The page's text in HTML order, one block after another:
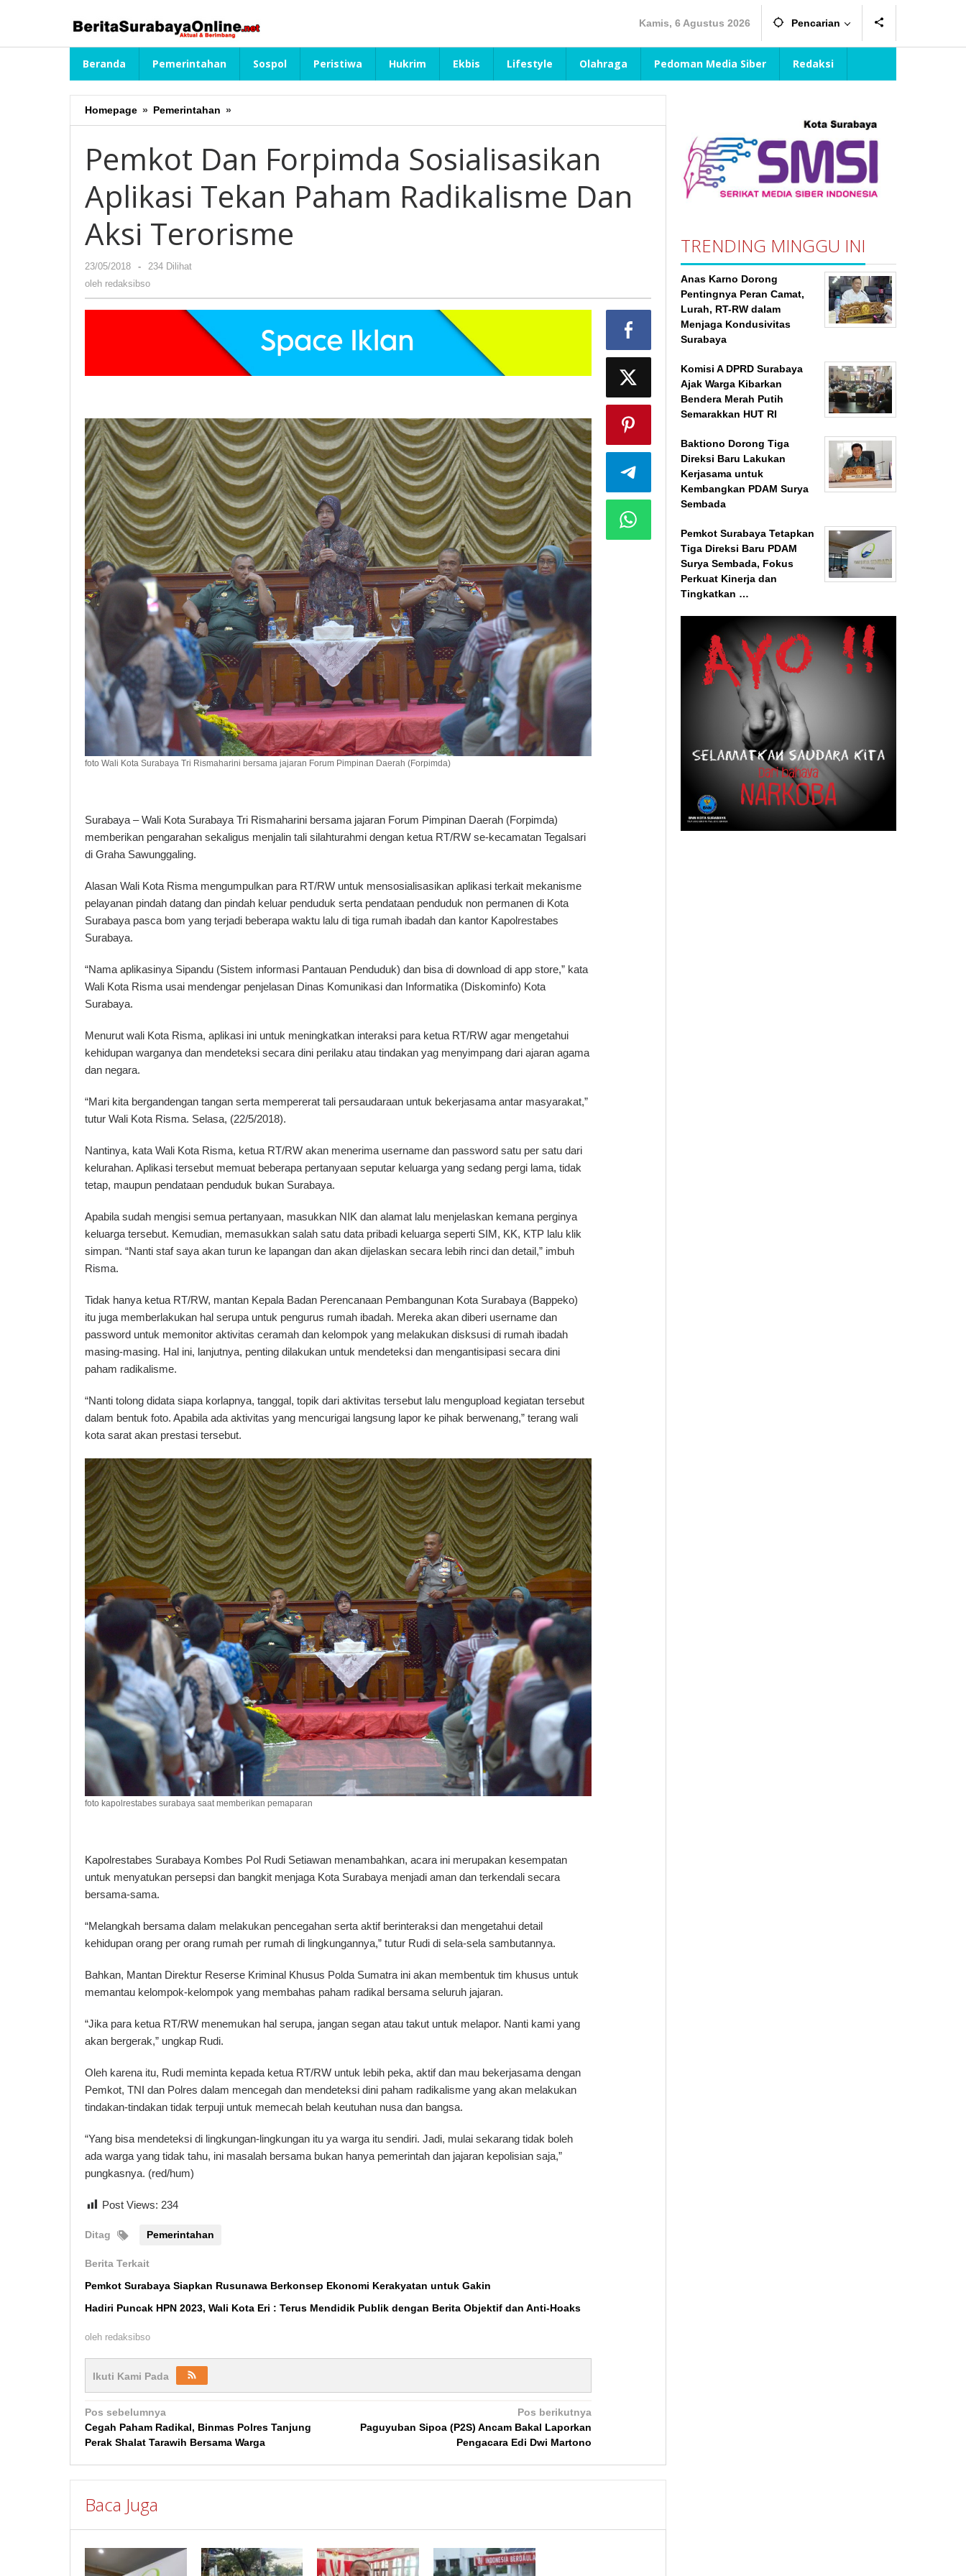
Kamis, 6 Agustus 2026 Pencarian
Beranda Pemerintahan Sospol Peristiwa Hukrim Ekbis Lifestyle Olahraga Pedoman Media Siber Redaksi
Homepage » Pemerintahan »
Dan
Sosialisasikan
Aplikasi
Tekan
Paham
Dan
Aksi
Pemkot Dan Forpimda Sosialisasikan
Aplikasi Tekan Paham Radikalisme Dan
Aksi Terorisme
23/05/2018
oleh
redaksibso
-
234 Dilihat
oleh redaksibso
foto Wali Kota Surabaya Tri Rismaharini bersama jajaran Forum Pimpinan Daerah (Forpimda)
Surabaya – Wali Kota Surabaya Tri Rismaharini bersama jajaran Forum Pimpinan Daerah (Forpimda)
memberikan pengarahan sekaligus menjalin tali silahturahmi dengan ketua RT/RW se-kecamatan Tegalsari
di Graha Sawunggaling.
Alasan Wali Kota Risma mengumpulkan para RT/RW untuk mensosialisasikan aplikasi terkait mekanisme
pelayanan pindah datang dan pindah keluar penduduk serta pendataan penduduk non permanen di Kota
Surabaya pasca bom yang terjadi beberapa waktu lalu di tiga rumah ibadah dan kantor Kapolrestabes
Surabaya.
“Nama aplikasinya Sipandu (Sistem informasi Pantauan Penduduk) dan bisa di download di app store,” kata
Wali Kota Risma usai mendengar penjelasan Dinas Komunikasi dan Informatika (Diskominfo) Kota
Surabaya.
Menurut wali Kota Risma, aplikasi ini untuk meningkatkan interaksi para ketua RT/RW agar mengetahui
kehidupan warganya dan mendeteksi secara dini perilaku atau tindakan yag menyimpang dari ajaran agama
dan negara.
“Mari kita bergandengan tangan serta mempererat tali persaudaraan untuk bekerjasama antar masyarakat,”
tutur Wali Kota Risma. Selasa, (22/5/2018).
Nantinya, kata Wali Kota Risma, ketua RT/RW akan menerima username dan password satu per satu dari
kelurahan. Aplikasi tersebut memuat beberapa pertanyaan seputar keluarga yang sedang pergi lama, tidak
tetap, maupun pendataan penduduk bukan Surabaya.
Apabila sudah mengisi semua pertanyaan, masukkan NIK dan alamat lalu menjelaskan kemana perginya
keluarga tersebut. Kemudian, memasukkan salah satu data pribadi keluarga seperti SIM, KK, KTP lalu klik
simpan. “Nanti staf saya akan turun ke lapangan dan akan dijelaskan secara lebih rinci dan detail,” imbuh
Risma.
Tidak hanya ketua RT/RW, mantan Kepala Badan Perencanaan Pembangunan Kota Surabaya (Bappeko)
itu juga memberlakukan hal serupa untuk pengurus rumah ibadah. Mereka akan diberi username dan
password untuk memonitor aktivitas ceramah dan kelompok yang melakukan disksusi di rumah ibadah
masing-masing. Hal ini, lanjutnya, penting dilakukan untuk mendeteksi dan mengantisipasi secara dini
paham radikalisme.
“Nanti tolong didata siapa korlapnya, tanggal, topik dari aktivitas tersebut lalu mengupload kegiatan tersebut
dalam bentuk foto. Apabila ada aktivitas yang mencurigai langsung lapor ke pihak berwenang,” terang wali
kota sarat akan prestasi tersebut.
foto kapolrestabes surabaya saat memberikan pemaparan
Kapolrestabes Surabaya Kombes Pol Rudi Setiawan menambahkan, acara ini merupakan kesempatan
untuk menyatukan persepsi dan bangkit menjaga Kota Surabaya menjadi aman dan terkendali secara
bersama-sama.
“Melangkah bersama dalam melakukan pencegahan serta aktif berinteraksi dan mengetahui detail
kehidupan orang per orang rumah per rumah di lingkungannya,” tutur Rudi di sela-sela sambutannya.
Bahkan, Mantan Direktur Reserse Kriminal Khusus Polda Sumatra ini akan membentuk tim khusus untuk
memantau kelompok-kelompok yang membahas paham radikal bersama seluruh jajaran.
“Jika para ketua RT/RW menemukan hal serupa, jangan segan atau takut untuk melapor. Nanti kami yang
akan bergerak,” ungkap Rudi.
Oleh karena itu, Rudi meminta kepada ketua RT/RW untuk lebih peka, aktif dan mau bekerjasama dengan
Pemkot, TNI dan Polres dalam mencegah dan mendeteksi dini paham radikalisme yang akan melakukan
tindakan-tindakan tidak terpuji untuk memecah belah keutuhan nusa dan bangsa.
“Yang bisa mendeteksi di lingkungan-lingkungan itu ya warga itu sendiri. Jadi, mulai sekarang tidak boleh
ada warga yang tidak tahu, ini masalah bersama bukan hanya pemerintah dan jajaran kepolisian saja,”
pungkasnya. (red/hum)
Post Views: 234
Ditag Pemerintahan
Berita Terkait
Pemkot Surabaya Siapkan Rusunawa Berkonsep Ekonomi Kerakyatan untuk Gakin
Hadiri Puncak HPN 2023, Wali Kota Eri : Terus Mendidik Publik dengan Berita Objektif dan Anti-Hoaks
oleh redaksibso
Ikuti Kami Pada
Navigasi
pos
Pos sebelumnya
Cegah Paham Radikal, Binmas Polres Tanjung
Perak Shalat Tarawih Bersama Warga
Pos berikutnya
Paguyuban Sipoa (P2S) Ancam Bakal Laporkan
Pengacara Edi Dwi Martono
Baca Juga
TRENDING MINGGU INI
Anas Karno Dorong
Pentingnya Peran Camat,
Lurah, RT-RW dalam
Menjaga Kondusivitas
Surabaya
Komisi A DPRD Surabaya
Ajak Warga Kibarkan
Bendera Merah Putih
Semarakkan HUT RI
Baktiono Dorong Tiga
Direksi Baru Lakukan
Kerjasama untuk
Kembangkan PDAM Surya
Sembada
Pemkot Surabaya Tetapkan
Tiga Direksi Baru PDAM
Surya Sembada, Fokus
Perkuat Kinerja dan
Tingkatkan …